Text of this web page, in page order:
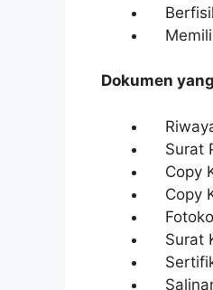
Dokumen
Surat
Copy
Copy
Surat